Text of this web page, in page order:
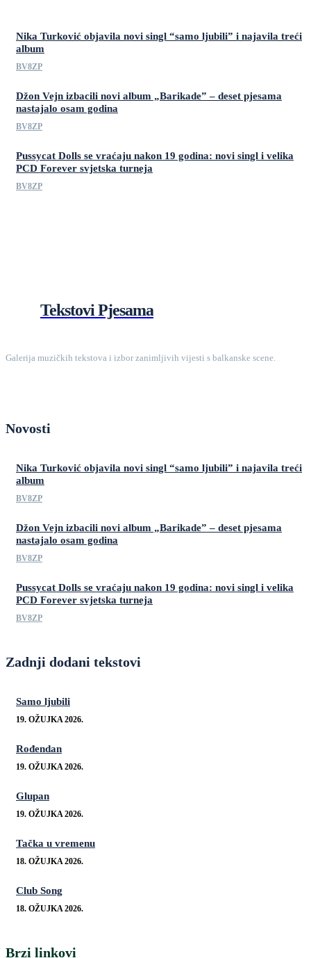
Nika Turković objavila novi singl “samo ljubili” i najavila treći
album
BV8ZP
Džon Vejn izbacili novi album „Barikade” – deset pjesama
nastajalo osam godina
BV8ZP
Pussycat Dolls se vraćaju nakon 19 godina: novi singl i velika
PCD Forever svjetska turneja
BV8ZP
Tekstovi Pjesama
Galerija muzičkih tekstova i izbor zanimljivih vijesti s balkanske scene.
Novosti
Nika Turković objavila novi singl “samo ljubili” i najavila treći
album
BV8ZP
Džon Vejn izbacili novi album „Barikade” – deset pjesama
nastajalo osam godina
BV8ZP
Pussycat Dolls se vraćaju nakon 19 godina: novi singl i velika
PCD Forever svjetska turneja
BV8ZP
Zadnji dodani tekstovi
Samo ljubili
19. OŽUJKA 2026.
Rođendan
19. OŽUJKA 2026.
Glupan
19. OŽUJKA 2026.
Tačka u vremenu
18. OŽUJKA 2026.
Club Song
18. OŽUJKA 2026.
Brzi linkovi